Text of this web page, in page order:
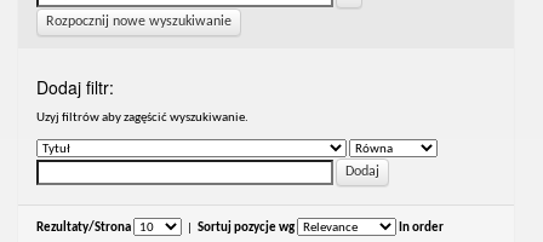
Rozpocznij nowe wyszukiwanie
Dodaj filtr:
Uzyj filtrów aby zagęścić wyszukiwanie.
Rezultaty/Strona Sortuj pozycje wg In order